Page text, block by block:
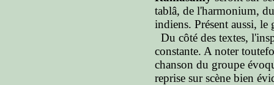
tablâ, de l'harmonium,
indiens. Présent aussi, le
Du côté des textes,
constante. A noter
chanson du groupe
reprise sur scène bien